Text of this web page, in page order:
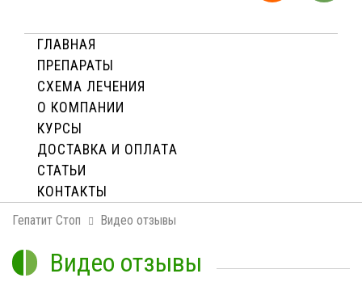
ГЛАВНАЯ
ПРЕПАРАТЫ
СХЕМА ЛЕЧЕНИЯ
О КОМПАНИИ
КУРСЫ
ДОСТАВКА И ОПЛАТA
СТАТЬИ
КОНТАКТЫ
Гепатит Стоп Видео отзывы
Видео отзывы